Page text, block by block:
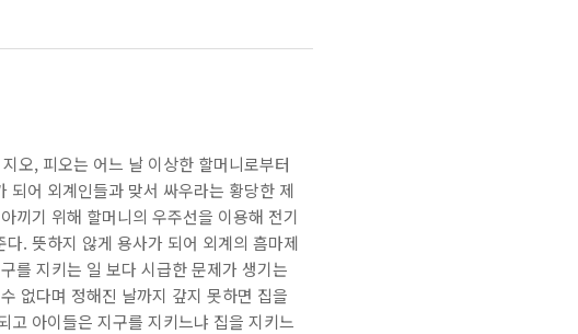
오, 피오는 어느 날 이상한 할머니로부터
되어 외계인들과 맞서 싸우라는 황당한 제
끼기 위해 할머니의 우주선을 이용해 전기
. 뜻하지 않게 용사가 되어 외계의 흠마제
를 지키는 일 보다 시급한 문제가 생기는
없다며 정해진 날까지 갚지 못하면 집을
고 아이들은 지구를 지키느냐 집을 지키느